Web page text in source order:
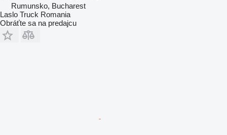
Rumunsko, Bucharest
Laslo Truck Romania
Obráťte sa na predajcu